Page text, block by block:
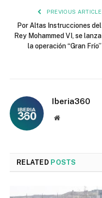
PREVIOUS ARTICLE
Por Altas Instrucciones del
Rey Mohammed VI, se lanza
la operación “Gran Frío”
Iberia360
Website
RELATED POSTS